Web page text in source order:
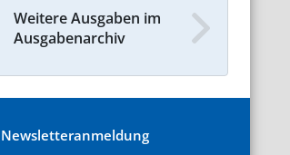
Weitere Ausgaben im
Ausgabenarchiv
Newsletteranmeldung